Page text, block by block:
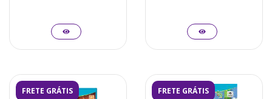
FRETE GRÁTIS FRETE GRÁTIS